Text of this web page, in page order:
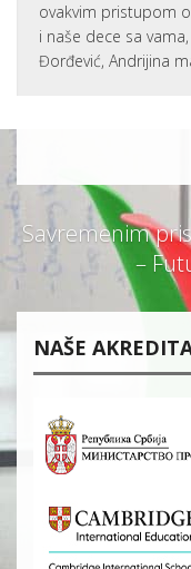
ovakvim pristupom
i naše dece sa
Đorđević, Andrijina
Savremenim
–
NAŠE